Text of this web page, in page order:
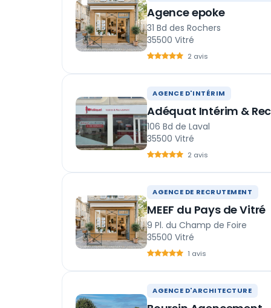
Agence epoke
31 Bd des Rochers
35500 Vitré
2 avis
AGENCE D'INTÉRIM
Adéquat Intérim &
106 Bd de Laval
35500 Vitré
2 avis
AGENCE DE RECRUTEMENT
MEEF du Pays de Vitré
9 Pl. du Champ de Foire
35500 Vitré
1 avis
AGENCE D'ARCHITECTURE